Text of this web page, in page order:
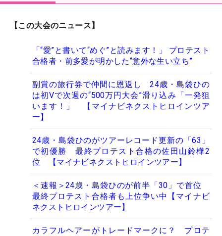
【この大会のニュース】
「“愛”と書いて“めぐ”と読みます！」 プロテスト
合格者・前多愛が明かした“意外な生い立ち”
副賞の旅行券で仲間に恩返し 24歳・島袋ひの
は初Vで次週の“500万円大会”滑り込み「一発狙
います！」 【マイナビネクストヒロインツア
ー】
24歳・島袋ひのがツアーレコード更新の「63」
で初優勝 最終プロテスト合格の佐田山鈴樺2
位 【マイナビネクストヒロインツアー】
＜速報＞24歳・島袋ひのが前半「30」で首位
最終プロテスト合格者も上位争い中【マイナビ
ネクストヒロインツアー】
カラフルヘアーがトレードマークに？ プロテ